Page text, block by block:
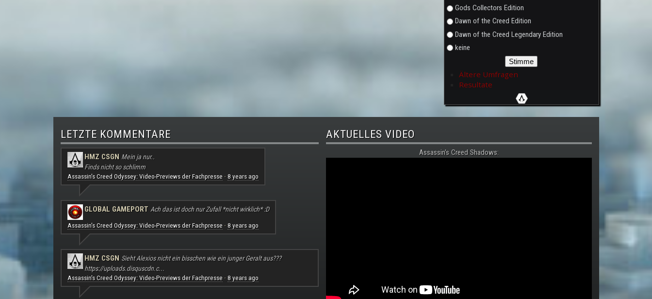
Gods Collectors Edition
Dawn of the Creed Edition
Dawn of the Creed Legendary Edition
keine
Ältere Umfragen
Resultate
LETZTE KOMMENTARE
HMZ CSGN Mein ja nur..
Finds nicht so schlimm
Assassin's Creed Odyssey: Video-Previews der Fachpresse· 8 years ago
GLOBAL GAMEPORT Ach das ist doch nur Zufall *nicht wirklich* :D
Assassin's Creed Odyssey: Video-Previews der Fachpresse· 8 years ago
HMZ CSGN Sieht Alexios nicht ein bisschen wie ein junger Geralt aus???
https://uploads.disquscdn.c...
Assassin's Creed Odyssey: Video-Previews der Fachpresse· 8 years ago
AKTUELLES VIDEO
Assassin's Creed Shadows: